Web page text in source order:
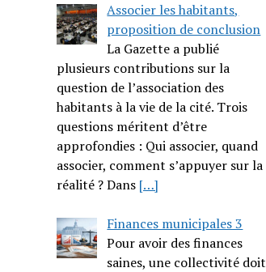
Associer les habitants,
proposition de conclusion
La Gazette a publié
plusieurs contributions sur la
question de l’association des
habitants à la vie de la cité. Trois
questions méritent d’être
approfondies : Qui associer, quand
associer, comment s’appuyer sur la
réalité ? Dans […]
Finances municipales 3
Pour avoir des finances
saines, une collectivité doit